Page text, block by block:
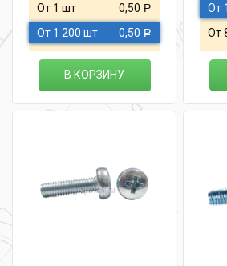
От 1 шт 0,50 Р
От 1 200 шт 0,50 Р
В КОРЗИНУ
От
От